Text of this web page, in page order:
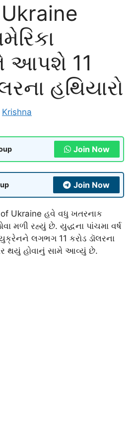
આપશે 11
હથિયારો
Krishna
Join Now
Join Now
Ukraine હવે વધુ ખતરનાક
મળી રહ્યું છે. યુદ્ધના પાંચમા વર્ષ
લગભગ 11 કરોડ ડૉલરના
થયું હોવાનું સામે આવ્યું છે.